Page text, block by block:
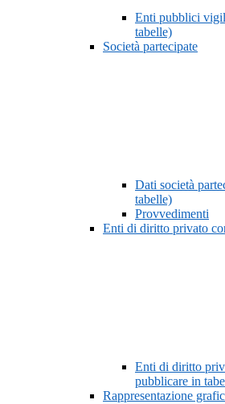
Enti pubblici
tabelle)
Società partecipate
Dati società
tabelle)
Provvedimenti
Enti di diritto privato
Enti di diritto
pubblicare in
Rappresentazione